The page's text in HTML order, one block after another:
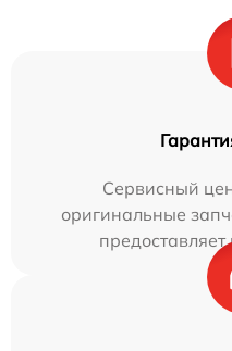
Сервисный
оригинальные